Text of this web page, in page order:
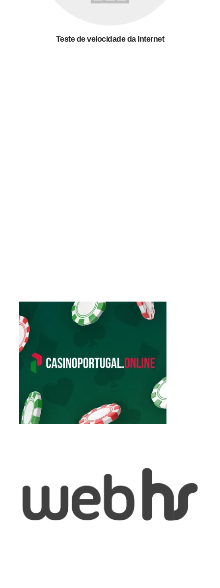
Teste de velocidade da Internet